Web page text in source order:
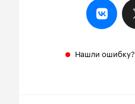
Нашли ошибку?